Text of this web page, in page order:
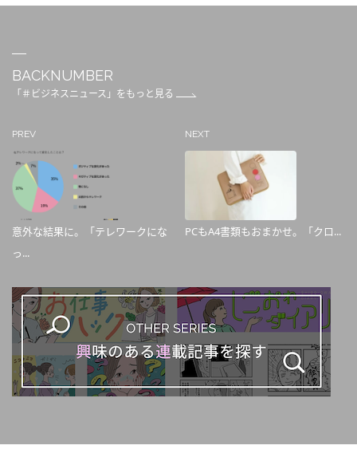
BACKNUMBER
「＃ビジネスニュース」をもっと見る
PREV
意外な結果に。「テレワークにな
っ...
NEXT
PCもA4書類もおまかせ。「クロ...